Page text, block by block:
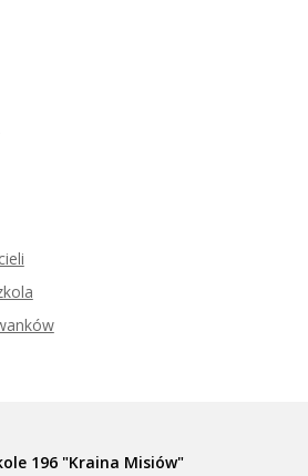
migowego
196 "Kraina Misiów"